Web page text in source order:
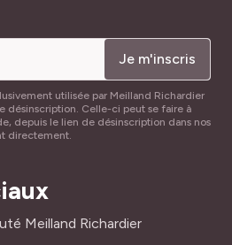
Je m'inscris
utilisée par Meilland Richardier
désinscription. Celle-ci peut se faire à
depuis le lien de désinscription dans nos
directement.
Meilland Richardier